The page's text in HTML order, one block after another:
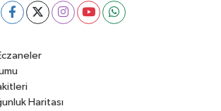
Haritası